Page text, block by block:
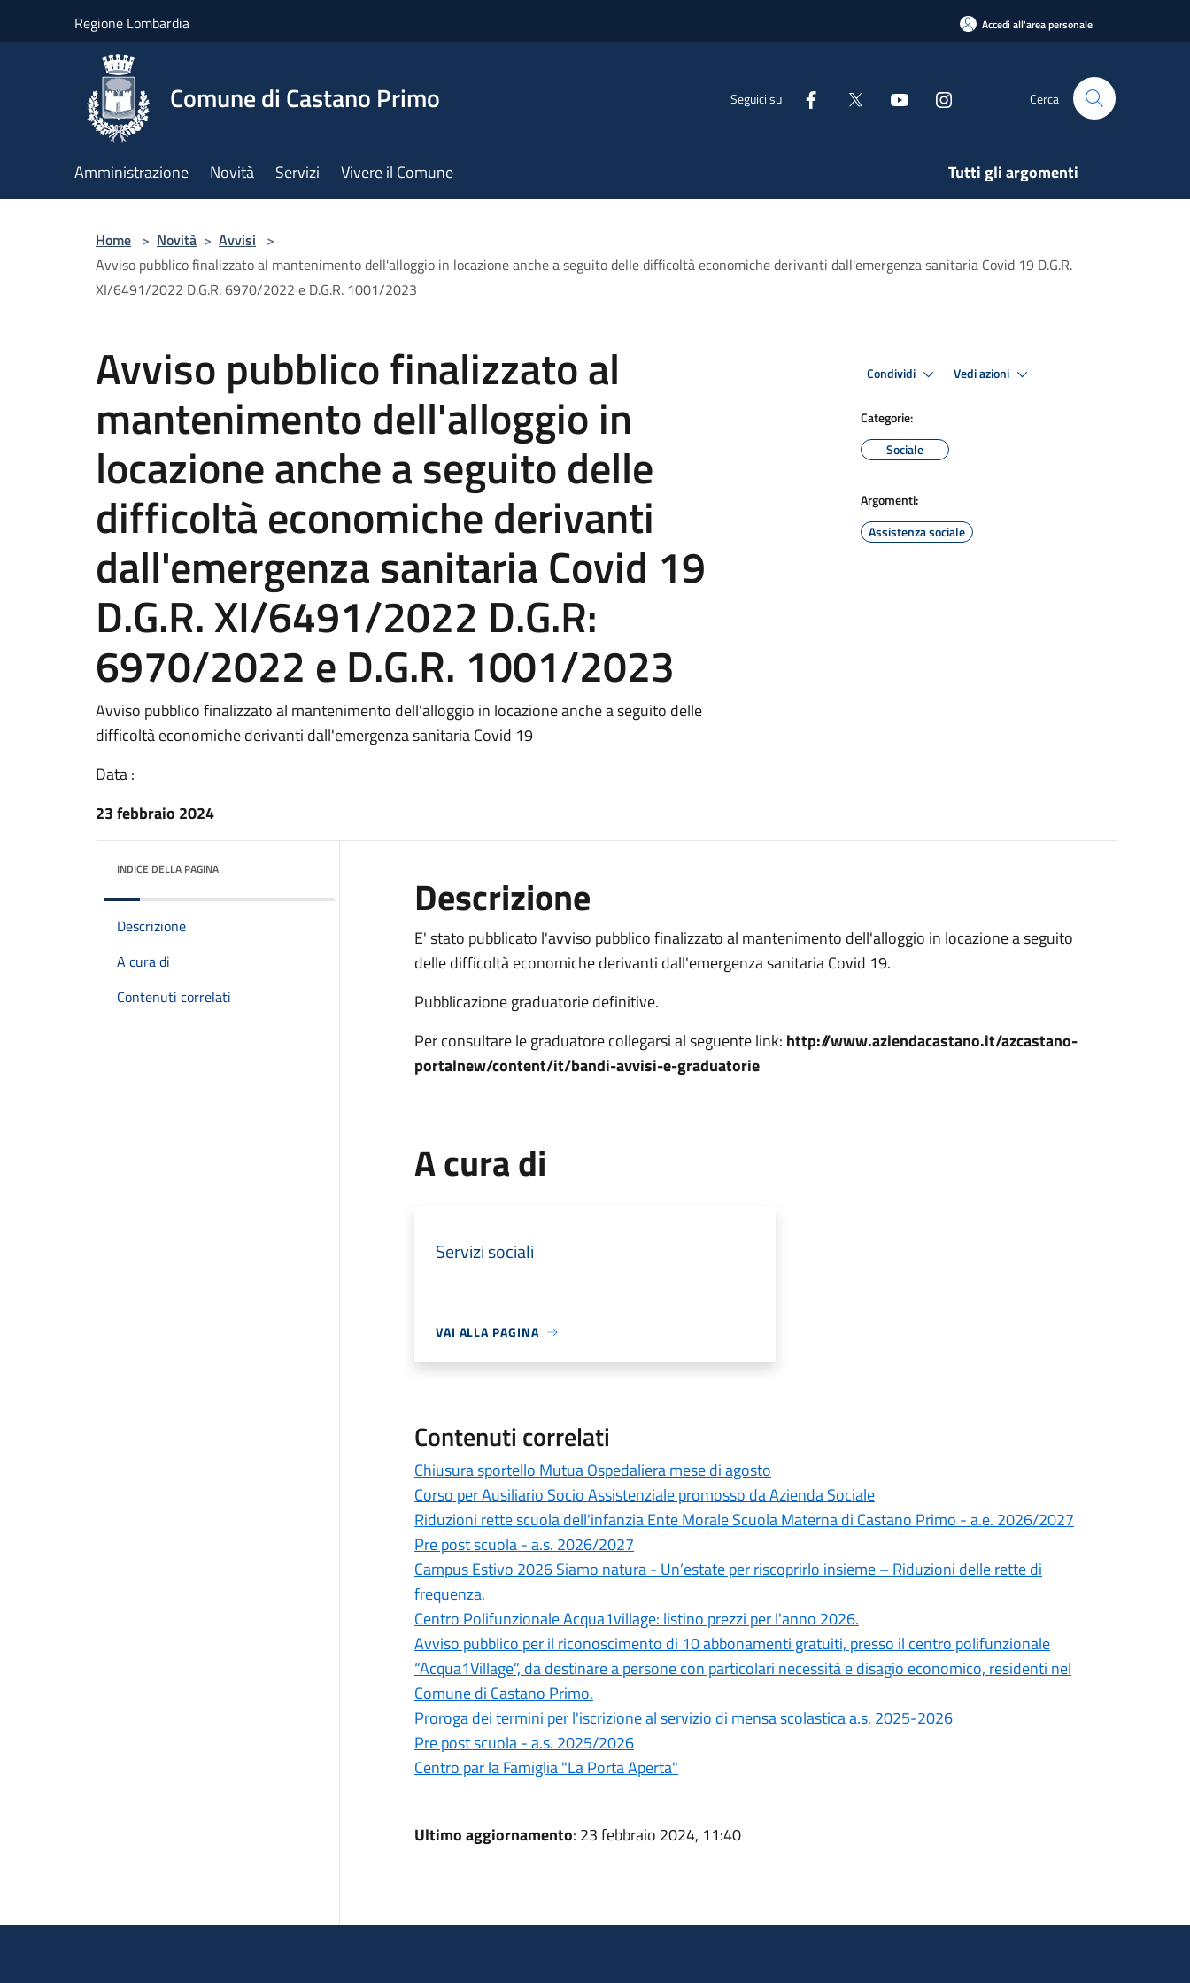
Regione Lombardia Accedi all'area personale
Comune di Castano Primo Seguici su Cerca
Amministrazione Novità Servizi Vivere il Comune Tutti gli argomenti
Home > Novità > Avvisi >
Avviso pubblico finalizzato al mantenimento dell'alloggio in locazione anche a seguito delle difficoltà economiche derivanti dall'emergenza sanitaria Covid 19 D.G.R.
XI/6491/2022 D.G.R: 6970/2022 e D.G.R. 1001/2023
Avviso pubblico finalizzato al
mantenimento dell'alloggio in
locazione anche a seguito delle
difficoltà economiche derivanti
dall'emergenza sanitaria Covid 19
D.G.R. XI/6491/2022 D.G.R:
6970/2022 e D.G.R. 1001/2023
Avviso pubblico finalizzato al mantenimento dell'alloggio in locazione anche a seguito delle
difficoltà economiche derivanti dall'emergenza sanitaria Covid 19
Data :
23 febbraio 2024
Condividi Vedi azioni
Categorie:
Sociale
Argomenti:
Assistenza sociale
INDICE DELLA PAGINA
Descrizione
A cura di
Contenuti correlati
Descrizione
E' stato pubblicato l'avviso pubblico finalizzato al mantenimento dell'alloggio in locazione a seguito
delle difficoltà economiche derivanti dall'emergenza sanitaria Covid 19.
Pubblicazione graduatorie definitive.
Per consultare le graduatore collegarsi al seguente link: http://www.aziendacastano.it/azcastano-
portalnew/content/it/bandi-avvisi-e-graduatorie
A cura di
Servizi sociali
VAI ALLA PAGINA
Contenuti correlati
Chiusura sportello Mutua Ospedaliera mese di agosto
Corso per Ausiliario Socio Assistenziale promosso da Azienda Sociale
Riduzioni rette scuola dell'infanzia Ente Morale Scuola Materna di Castano Primo - a.e. 2026/2027
Pre post scuola - a.s. 2026/2027
Campus Estivo 2026 Siamo natura - Un’estate per riscoprirlo insieme – Riduzioni delle rette di
frequenza.
Centro Polifunzionale Acqua1village: listino prezzi per l'anno 2026.
Avviso pubblico per il riconoscimento di 10 abbonamenti gratuiti, presso il centro polifunzionale
“Acqua1Village”, da destinare a persone con particolari necessità e disagio economico, residenti nel
Comune di Castano Primo.
Proroga dei termini per l'iscrizione al servizio di mensa scolastica a.s. 2025-2026
Pre post scuola - a.s. 2025/2026
Centro par la Famiglia "La Porta Aperta"
Ultimo aggiornamento: 23 febbraio 2024, 11:40